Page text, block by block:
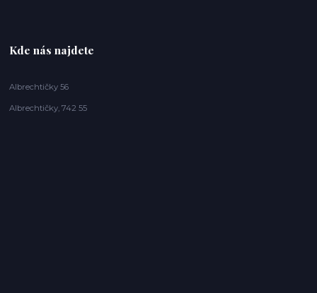
Kde nás najdete
Albrechtičky 56
Albrechtičky, 742 55